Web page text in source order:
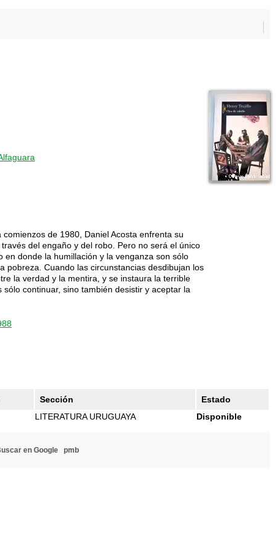
de 1980, Daniel Acosta enfrenta su
del engaño y del robo. Pero no será el único
donde la humillación y la venganza son sólo
pobreza. Cuando las circunstancias desdibujan los
la verdad y la mentira, y se instaura la terrible
continuar, sino también desistir y aceptar la
Sección
Estado
LITERATURA URUGUAYA Disponible
en Google pmb